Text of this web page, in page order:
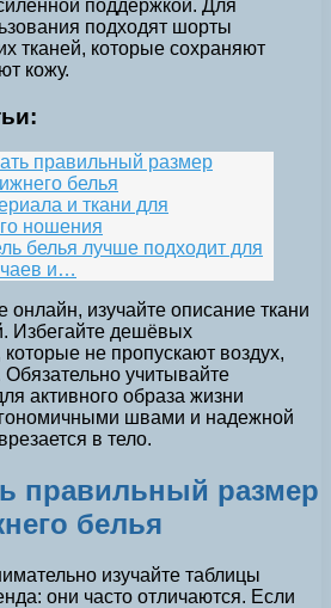
поддержкой. Для
подходят шорты
тканей, которые сохраняют
кожу.
правильный размер
белья
и ткани для
ношения
белья лучше подходит для
и…
онлайн, изучайте описание ткани
Избегайте дешёвых
которые не пропускают воздух,
учитывайте
активного образа жизни
швами и надежной
в тело.
правильный размер
белья
изучайте таблицы
они часто отличаются. Если